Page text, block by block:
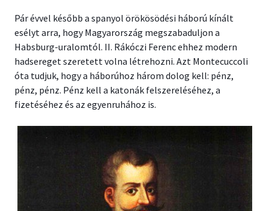
Pár évvel később a spanyol örökösödési háború kínált
esélyt arra, hogy Magyarország megszabaduljon a
Habsburg-uralomtól. II. Rákóczi Ferenc ehhez modern
hadsereget szeretett volna létrehozni. Azt Montecuccoli
óta tudjuk, hogy a háborúhoz három dolog kell: pénz,
pénz, pénz. Pénz kell a katonák felszereléséhez, a
fizetéséhez és az egyenruhához is.